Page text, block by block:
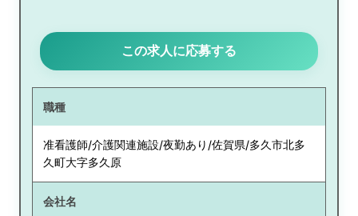
この求人に応募する
職種
准看護師/介護関連施設/夜勤あり/佐賀県/多久市北多
久町大字多久原
会社名